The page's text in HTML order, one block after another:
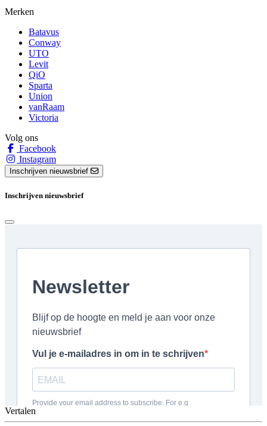
Merken
Batavus
Conway
UTO
Levit
QiO
Sparta
Union
vanRaam
Victoria
Volg ons
Facebook
Instagram
Inschrijven nieuwsbrief
Inschrijven nieuwsbrief
Vertalen